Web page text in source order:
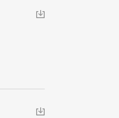

